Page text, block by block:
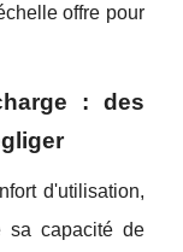
offre pour
: des
d'utilisation,
sa capacité de